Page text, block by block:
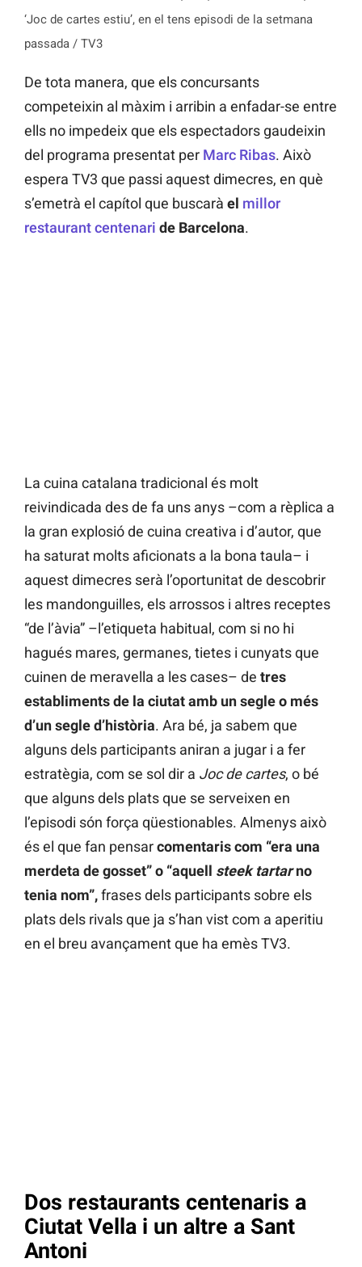
‘Joc de cartes estiu’, en el tens episodi de la setmana
passada / TV3
De tota manera, que els concursants
competeixin al màxim i arribin a enfadar-se entre
ells no impedeix que els espectadors gaudeixin
del programa presentat per Marc Ribas. Això
espera TV3 que passi aquest dimecres, en què
s’emetrà el capítol que buscarà el millor
restaurant centenari de Barcelona.
La cuina catalana tradicional és molt
reivindicada des de fa uns anys –com a rèplica a
la gran explosió de cuina creativa i d’autor, que
ha saturat molts aficionats a la bona taula– i
aquest dimecres serà l’oportunitat de descobrir
les mandonguilles, els arrossos i altres receptes
“de l’àvia” –l’etiqueta habitual, com si no hi
hagués mares, germanes, tietes i cunyats que
cuinen de meravella a les cases– de tres
establiments de la ciutat amb un segle o més
d’un segle d’història. Ara bé, ja sabem que
alguns dels participants aniran a jugar i a fer
estratègia, com se sol dir a Joc de cartes, o bé
que alguns dels plats que se serveixen en
l’episodi són força qüestionables. Almenys això
és el que fan pensarcomentaris com “era una
merdeta de gosset” o “aquell steek tartarno
tenia nom”,frases dels participants sobre els
plats dels rivals que ja s’han vist com a aperitiu
en el breu avançament que ha emès TV3.
Dos restaurants centenaris a
Ciutat Vella i un altre a Sant
Antoni